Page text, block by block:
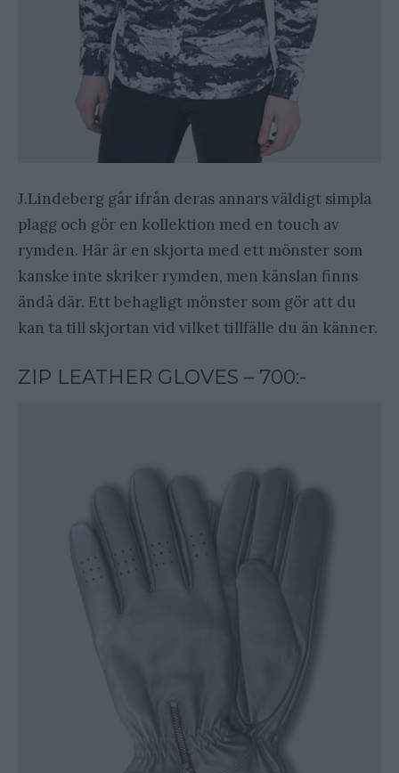
J.Lindeberg går ifrån deras annars väldigt simpla
plagg och gör en kollektion med en touch av
rymden. Här är en skjorta med ett mönster som
kanske inte skriker rymden, men känslan finns
ändå där. Ett behagligt mönster som gör att du
kan ta till skjortan vid vilket tillfälle du än känner.
ZIP LEATHER GLOVES – 700:-